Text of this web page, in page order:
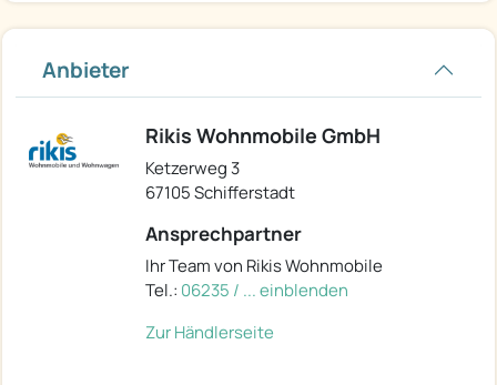
Anbieter
Rikis Wohnmobile GmbH
Ketzerweg 3
67105 Schifferstadt
Ansprechpartner
Ihr Team von Rikis Wohnmobile
Tel.: 06235 / ... einblenden
Zur Händlerseite